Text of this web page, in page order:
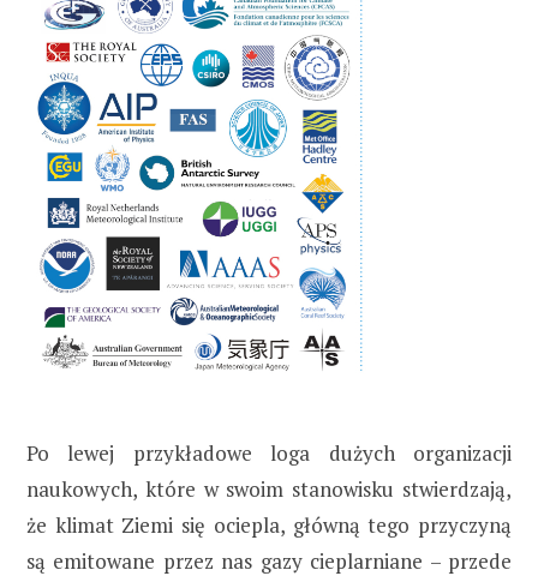
Po lewej przykładowe loga dużych organizacji
naukowych, które w swoim stanowisku stwierdzają,
że klimat Ziemi się ociepla, główną tego przyczyną
są emitowane przez nas gazy cieplarniane – przede